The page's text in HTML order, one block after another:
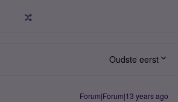
Oudste eerst
Forum|Forum|13 years ago